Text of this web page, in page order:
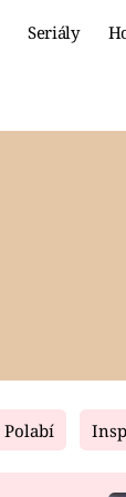
Seriály
Polabí